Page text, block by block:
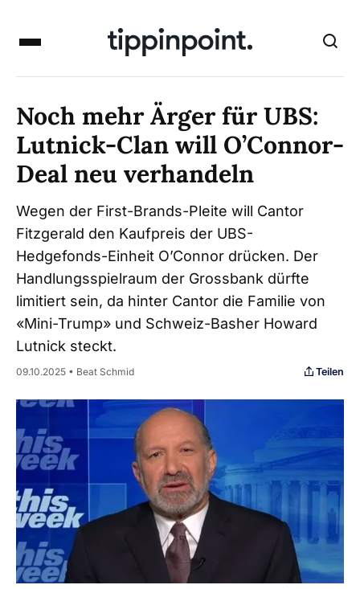
Noch mehr Ärger für UBS:
Lutnick-Clan will O’Connor-
Deal neu verhandeln
Wegen der First-Brands-Pleite will Cantor
Fitzgerald den Kaufpreis der UBS-
Hedgefonds-Einheit O’Connor drücken. Der
Handlungsspielraum der Grossbank dürfte
limitiert sein, da hinter Cantor die Familie von
«Mini-Trump» und Schweiz-Basher Howard
Lutnick steckt.
09.10.2025 • Beat Schmid Teilen